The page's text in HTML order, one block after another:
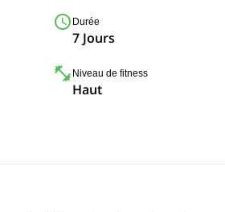
Durée
7 Jours
Niveau de fitness
Haut